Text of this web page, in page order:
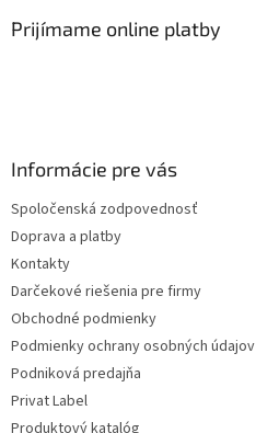
Prijímame online platby
Informácie pre vás
Spoločenská zodpovednosť
Doprava a platby
Kontakty
Darčekové riešenia pre firmy
Obchodné podmienky
Podmienky ochrany osobných údajov
Podniková predajňa
Privat Label
Produktový katalóg